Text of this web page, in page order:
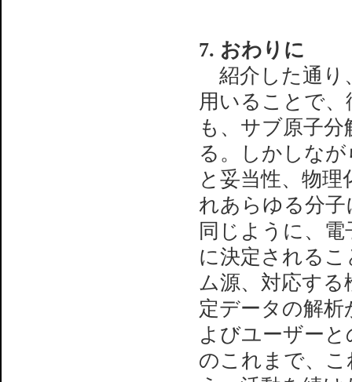
7. おわりに
紹介した通り
用いることで
も、サブ原子
る。しかしな
と妥当性、物
れあらゆる分
同じように、
に決定される
ム源、対応する
定データの解
よびユーザー
のこれまで、